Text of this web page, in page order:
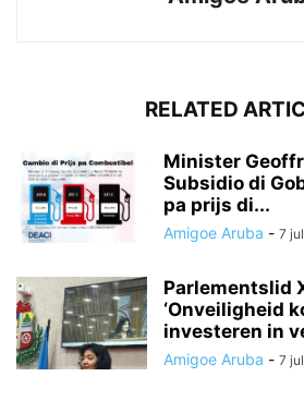
RELATED
Minister
Subsidio di
pa prijs di...
Amigoe Aruba - 7
Parlementslid
‘Onveiligheid
investeren in
Amigoe Aruba - 7